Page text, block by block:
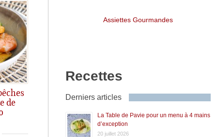
de
Assiettes Gourmandes
Recettes
Derniers articles
La Table de Pavie pour un menu à 4 mains
d’exception
20 juillet 2026